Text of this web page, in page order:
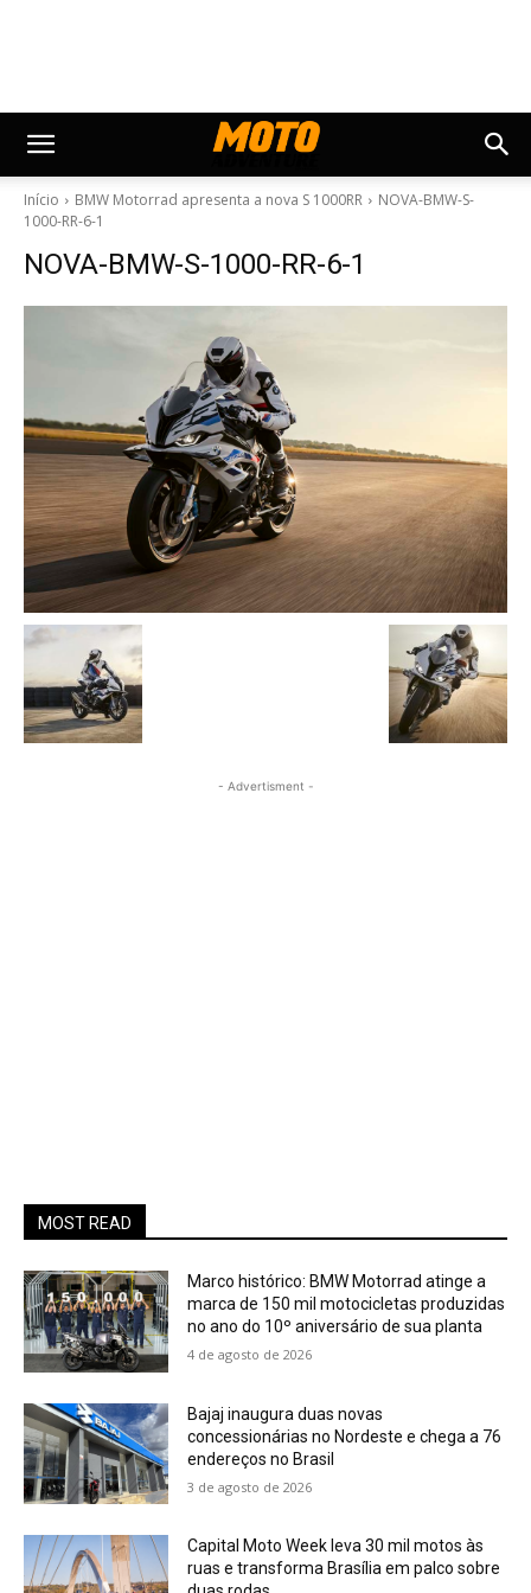
Início BMW Motorrad apresenta a nova S 1000RR
NOVA-BMW-S-
1000-RR-6-1
NOVA-BMW-S-1000-RR-6-1
- Advertisment -
MOST READ
Marco histórico: BMW Motorrad atinge a
marca de 150 mil motocicletas produzidas
no ano do 10º aniversário de sua planta
4 de agosto de 2026
Bajaj inaugura duas novas
concessionárias no Nordeste e chega a 76
endereços no Brasil
3 de agosto de 2026
Capital Moto Week leva 30 mil motos às
ruas e transforma Brasília em palco sobre